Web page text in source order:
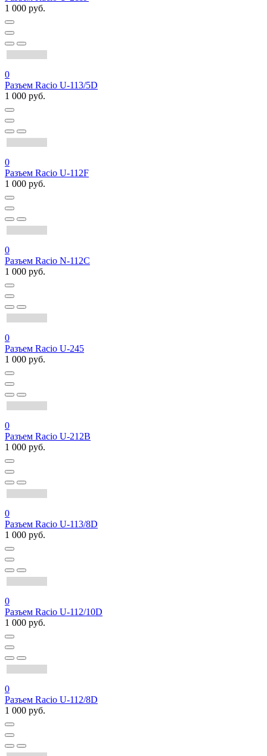
1 000 руб.
0
Разъем Racio U-113/5D
1 000 руб.
0
Разъем Racio U-112F
1 000 руб.
0
Разъем Racio N-112C
1 000 руб.
0
Разъем Racio U-245
1 000 руб.
0
Разъем Racio U-212B
1 000 руб.
0
Разъем Racio U-113/8D
1 000 руб.
0
Разъем Racio U-112/10D
1 000 руб.
0
Разъем Racio U-112/8D
1 000 руб.